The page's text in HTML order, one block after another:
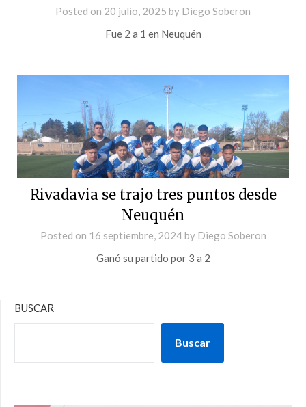
Posted on 20 julio, 2025 by Diego Soberon
Fue 2 a 1 en Neuquén
Rivadavia se trajo tres puntos desde
Neuquén
Posted on 16 septiembre, 2024by Diego Soberon
Ganó su partido por 3 a 2
BUSCAR
Buscar